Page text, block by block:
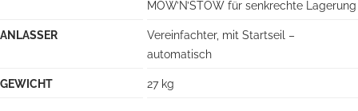
MOW’N’STOW für senkrechte Lagerung
ANLASSER
Vereinfachter, mit Startseil –
automatisch
GEWICHT 27 kg